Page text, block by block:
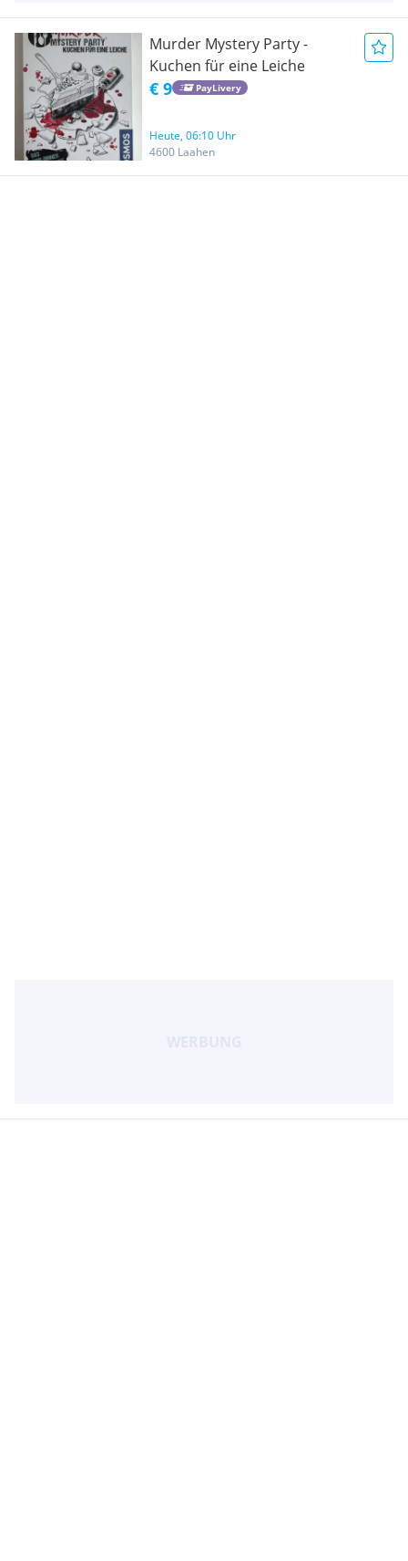
Murder Mystery Party -
Kuchen für eine Leiche
€ 9 PayLivery
Heute, 06:10 Uhr
4600 Laahen